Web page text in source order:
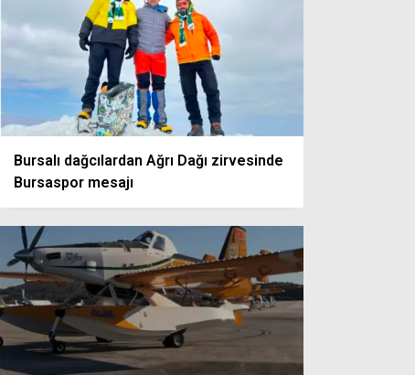
Bursalı dağcılardan Ağrı Dağı zirvesinde
Bursaspor mesajı